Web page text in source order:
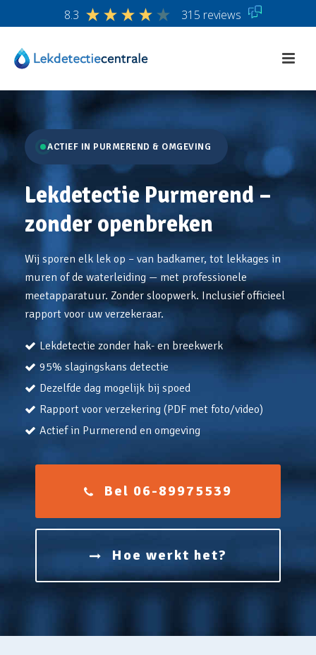
8.3 315 reviews
ACTIEF IN PURMEREND & OMGEVING
Lekdetectie Purmerend –
zonder openbreken
Wij sporen elk lek op – van badkamer, tot lekkages in
muren of de waterleiding — met professionele
meetapparatuur. Zonder sloopwerk. Inclusief officieel
rapport voor uw verzekeraar.
Lekdetectie zonder hak- en breekwerk
95% slagingskans detectie
Dezelfde dag mogelijk bij spoed
Rapport voor verzekering (PDF met foto/video)
Actief in Purmerend en omgeving
Bel 06-89975539
Hoe werkt het?